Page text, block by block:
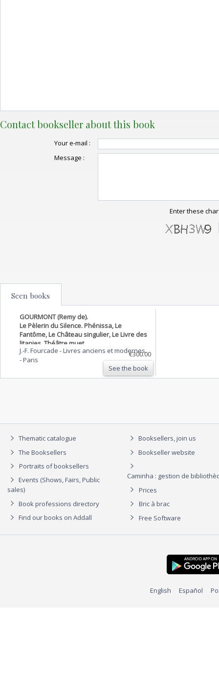
Contact bookseller about this book
Your e-mail :
Message :
Enter these
Seen books
GOURMONT (Remy de).
Le Pèlerin du Silence. Phénissa, Le
Fantôme, Le Château singulier, Le Livre des
litanies, Théâtre muet.
J.-F. Fourcade - Livres anciens et modernes.
-Paris
€300.00
See the book
Thematic catalogue
The Booksellers
Portraits of booksellers
Events (Shows, Fairs, Public
sales)
Book professions directory
Find our books on Addall
Booksellers, join us
Bookseller website
Caminha : gestion de
Prices
Bric à brac
Free Software
English Español